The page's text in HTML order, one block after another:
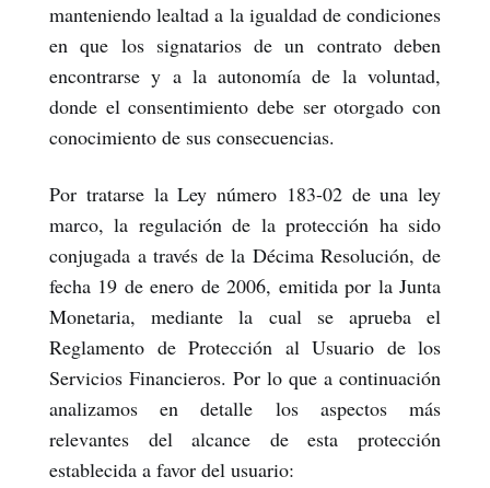
manteniendo lealtad a la igualdad de condiciones
en que los signatarios de un contrato deben
encontrarse y a la autonomía de la voluntad,
donde el consentimiento debe ser otorgado con
conocimiento de sus consecuencias.
Por tratarse la Ley número 183-02 de una ley
marco, la regulación de la protección ha sido
conjugada a través de la Décima Resolución, de
fecha 19 de enero de 2006, emitida por la Junta
Monetaria, mediante la cual se aprueba el
Reglamento de Protección al Usuario de los
Servicios Financieros. Por lo que a continuación
analizamos en detalle los aspectos más
relevantes del alcance de esta protección
establecida a favor del usuario: